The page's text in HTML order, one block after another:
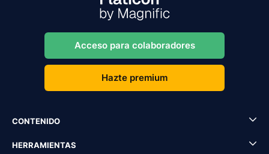
Acceso para colaboradores
Hazte premium
CONTENIDO
HERRAMIENTAS